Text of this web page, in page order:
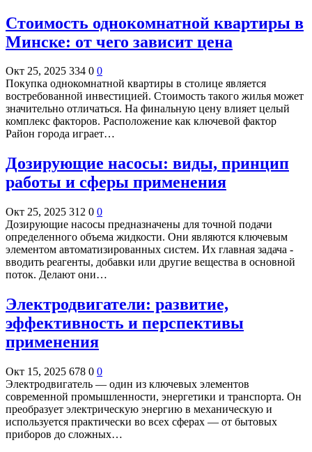
Стоимость однокомнатной квартиры в
Минске: от чего зависит цена
Окт 25, 2025 334 0 0
Покупка однокомнатной квартиры в столице является
востребованной инвестицией. Стоимость такого жилья может
значительно отличаться. На финальную цену влияет целый
комплекс факторов. Расположение как ключевой фактор
Район города играет…
Дозирующие насосы: виды, принцип
работы и сферы применения
Окт 25, 2025 312 0 0
Дозирующие насосы предназначены для точной подачи
определенного объема жидкости. Они являются ключевым
элементом автоматизированных систем. Их главная задача -
вводить реагенты, добавки или другие вещества в основной
поток. Делают они…
Электродвигатели: развитие,
эффективность и перспективы
применения
Окт 15, 2025 678 0 0
Электродвигатель — один из ключевых элементов
современной промышленности, энергетики и транспорта. Он
преобразует электрическую энергию в механическую и
используется практически во всех сферах — от бытовых
приборов до сложных…